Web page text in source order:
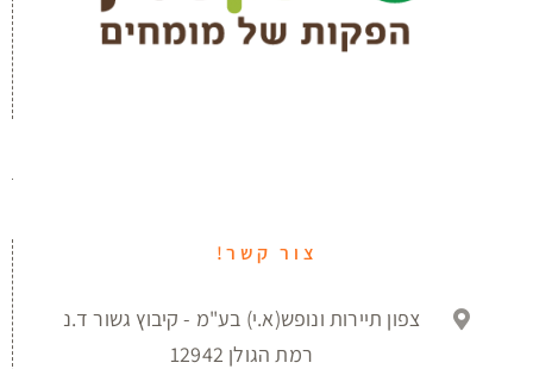
צור קשר!
צפון תיירות ונופש(א.י) בע"מ - קיבוץ גשור ד.נ
רמת הגולן 12942